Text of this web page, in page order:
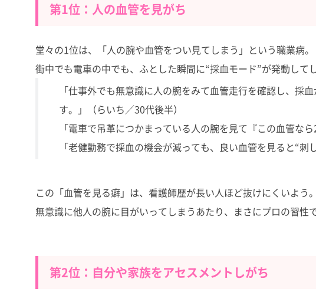
第1位：人の血管を見がち
堂々の1位は、「人の腕や血管をつい見てしまう」という職業病。
街中でも電車の中でも、ふとした瞬間に“採血モード”が発動して
「仕事外でも無意識に人の腕をみて血管走行を確認し、採
す。」（らいち／30代後半）
「電車で吊革につかまっている人の腕を見て『この血管な
「老健勤務で採血の機会が減っても、良い血管を見ると“刺
この「血管を見る癖」は、看護師歴が長い人ほど抜けにくいよう。
無意識に他人の腕に目がいってしまうあたり、まさにプロの習性で
第2位：自分や家族をアセスメントしがち